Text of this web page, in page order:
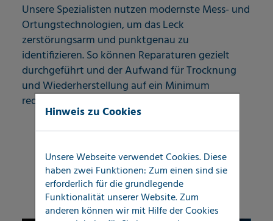
Unsere Spezialisten nutzen modernste Mess- und
Ortungstechnologien, um das Leck
zerstörungsarm und punktgenau zu
identifizieren. So können Reparaturen gezielt
durchgeführt und der Aufwand für Trocknung
und Wiederherstellung auf ein Minimum
reduziert werden.
Hinweis zu Cookies
Unsere Webseite verwendet Cookies. Diese
haben zwei Funktionen: Zum einen sind sie
erforderlich für die grundlegende
Funktionalität unserer Website. Zum
anderen können wir mit Hilfe der Cookies